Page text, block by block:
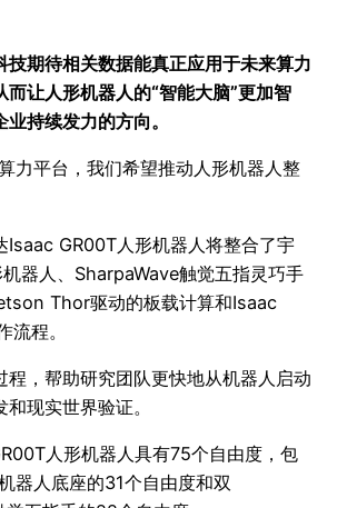
技期待相关数据能真正应用于未来算力
而让人形机器人的“智能大脑”更加智
持续发力的方向。
力平台，我们希望推动人形机器人整
Isaac GR00T人形机器人将整合了宇
器人、SharpaWave触觉五指灵巧手
Thor驱动的板载计算和Isaac
流程。
程，帮助研究团队更快地从机器人启动
现实世界验证。
人形机器人具有75个自由度，包
器人底座的31个自由度和双